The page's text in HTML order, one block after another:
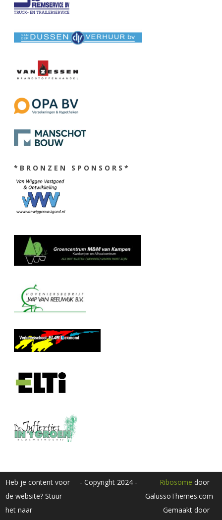
* B R O N Z E N S P O N S O R S *
Heb je content voor
de website? Stuur
het naar
- Copyright 2024 - Ribosome door
GalussoThemes.com
Gemaakt door